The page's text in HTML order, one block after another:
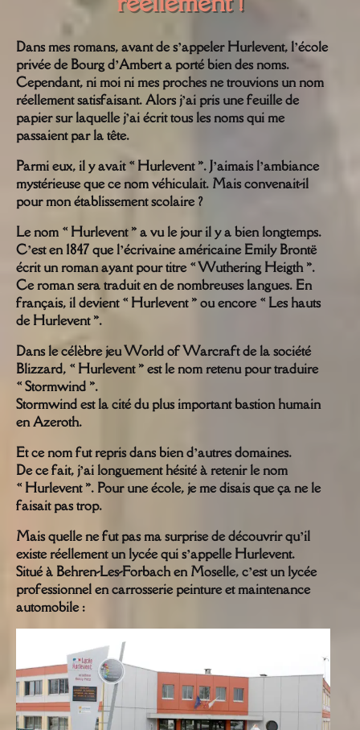
Dans mes romans, avant de s’appeler Hurlevent, l’école
privée de Bourg d’Ambert a porté bien des noms.
Cependant, ni moi ni mes proches ne trouvions un nom
réellement satisfaisant. Alors j’ai pris une feuille de
papier sur laquelle j’ai écrit tous les noms qui me
passaient par la tête.
Parmi eux, il y avait « Hurlevent ». J’aimais l’ambiance
mystérieuse que ce nom véhiculait. Mais convenait-il
pour mon établissement scolaire ?
Le nom « Hurlevent » a vu le jour il y a bien longtemps.
C’est en 1847 que l’écrivaine américaine Emily Brontë
écrit un roman ayant pour titre « Wuthering Heigth ».
Ce roman sera traduit en de nombreuses langues. En
français, il devient « Hurlevent » ou encore « Les hauts
de Hurlevent ».
Dans le célèbre jeu World of Warcraft de la société
Blizzard, « Hurlevent » est le nom retenu pour traduire
« Stormwind ».
Stormwind est la cité du plus important bastion humain
en Azeroth.
Et ce nom fut repris dans bien d’autres domaines.
De ce fait, j’ai longuement hésité à retenir le nom
« Hurlevent ». Pour une école, je me disais que ça ne le
faisait pas trop.
Mais quelle ne fut pas ma surprise de découvrir qu’il
existe réellement un lycée qui s’appelle Hurlevent.
Situé à Behren-Les-Forbach en Moselle, c’est un lycée
professionnel en carrosserie peinture et maintenance
automobile :